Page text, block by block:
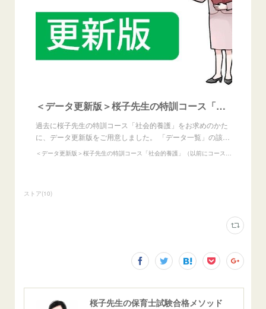
＜データ更新版＞桜子先生の特訓コース「社会的養護」（以前にコースをご購入のかた向け）
過去に桜子先生の特訓コース「社会的養護」をお求めのかた
に、データ更新版をご用意しました。 「データ一覧」の該…
ストア(10)
桜子先生の保育士試験合格メソッド